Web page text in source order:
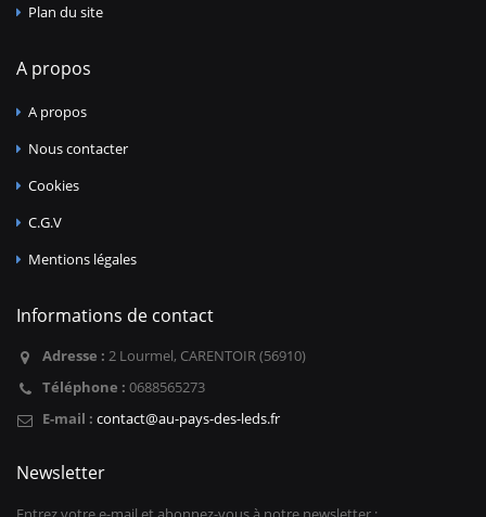
Plan du site
A propos
A propos
Nous contacter
Cookies
C.G.V
Mentions légales
Informations de contact
Adresse : 2 Lourmel, CARENTOIR (56910)
Téléphone : 0688565273
E-mail : contact@au-pays-des-leds.fr
Newsletter